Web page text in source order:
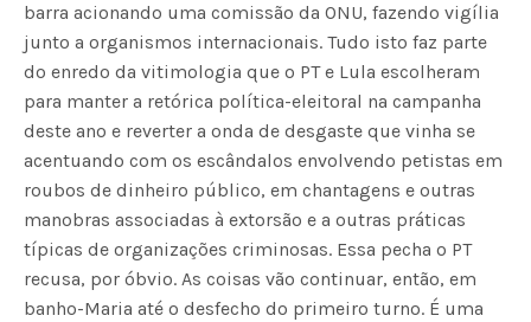
barra acionando uma comissão da ONU, fazendo vigília
junto a organismos internacionais. Tudo isto faz parte
do enredo da vitimologia que o PT e Lula escolheram
para manter a retórica política-eleitoral na campanha
deste ano e reverter a onda de desgaste que vinha se
acentuando com os escândalos envolvendo petistas em
roubos de dinheiro público, em chantagens e outras
manobras associadas à extorsão e a outras práticas
típicas de organizações criminosas. Essa pecha o PT
recusa, por óbvio. As coisas vão continuar, então, em
banho-Maria até o desfecho do primeiro turno. É uma